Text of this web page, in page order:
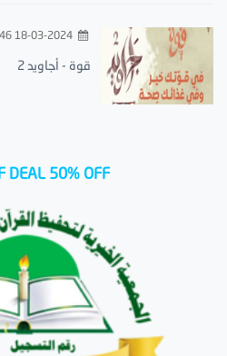
18-03-2024 08:46 مساءً
قوة - أجاويد 2
DEAL 50% OFF